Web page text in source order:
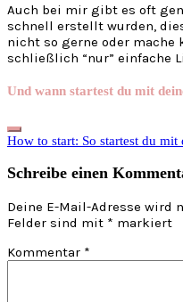
Auch bei mir gibt es oft
schnell erstellt wurden,
nicht so gerne oder mache
schließlich “nur” einfache
Und wann startest du mit
Next
How to start: So startest du
Interactions
Schreibe einen
Deine E-Mail-Adresse wird
Felder sind mit * markiert
Kommentar *